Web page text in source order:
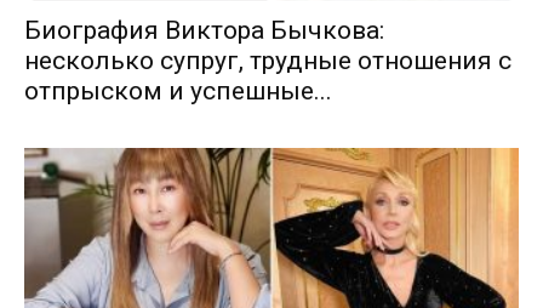
Биография Виктора Бычкова:
несколько супруг, трудные отношения с
отпрыском и успешные...